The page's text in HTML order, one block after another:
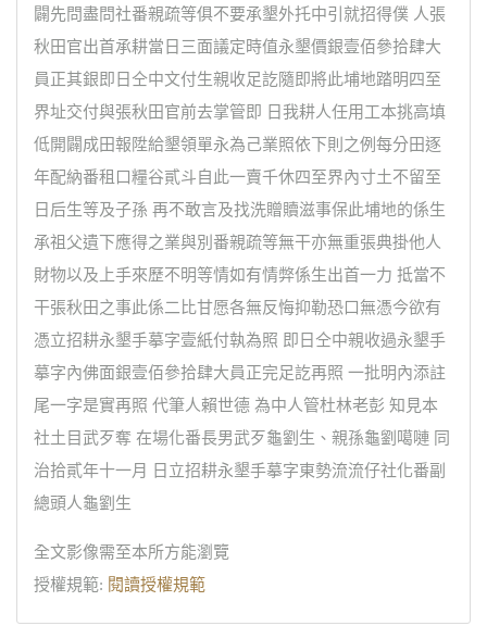
闢先問盡問社番親疏等俱不要承墾外托中引就招得僕 人張
秋田官出首承耕當日三面議定時值永墾價銀壹佰參拾肆大
員正其銀即日仝中文付生親收足訖隨即將此埔地踏明四至
界址交付與張秋田官前去掌管即 日我耕人任用工本挑高填
低開闢成田報陞給墾領單永為己業照依下則之例每分田逐
年配納番租口糧谷貳斗自此一賣千休四至界內寸土不留至
日后生等及子孫 再不敢言及找洗贈贖滋事保此埔地的係生
承祖父遺下應得之業與別番親疏等無干亦無重張典掛他人
財物以及上手來歷不明等情如有情弊係生出首一力 抵當不
干張秋田之事此係二比甘愿各無反悔抑勒恐口無憑今欲有
憑立招耕永墾手摹字壹紙付執為照 即日仝中親收過永墾手
摹字內佛面銀壹佰參拾肆大員正完足訖再照 一批明內添註
尾一字是實再照 代筆人賴世德 為中人管杜林老彭 知見本
社土目武歹奪 在場化番長男武歹龜劉生、親孫龜劉噶嗹 同
治拾貳年十一月 日立招耕永墾手摹字東勢流流仔社化番副
總頭人龜劉生
全文影像需至本所方能瀏覽
授權規範: 閱讀授權規範